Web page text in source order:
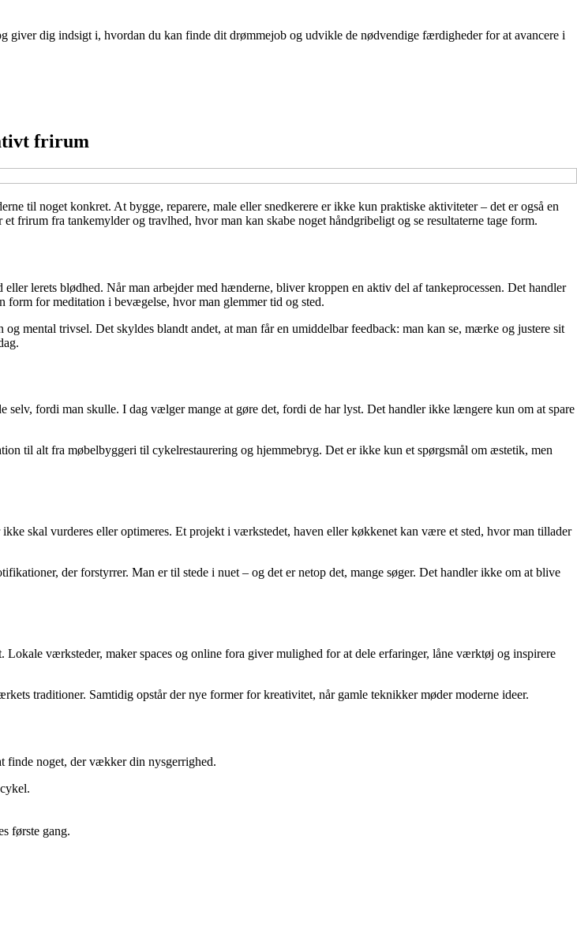
dig indsigt i, hvordan du kan finde dit drømmejob og udvikle de nødvendige færdigheder for at avancere i
frirum
til noget konkret. At bygge, reparere, male eller snedkerere er ikke kun praktiske aktiviteter – det er også en
frirum fra tankemylder og travlhed, hvor man kan skabe noget håndgribeligt og se resultaterne tage form.
lerets blødhed. Når man arbejder med hænderne, bliver kroppen en aktiv del af tankeprocessen. Det handler
form for meditation i bevægelse, hvor man glemmer tid og sted.
mental trivsel. Det skyldes blandt andet, at man får en umiddelbar feedback: man kan se, mærke og justere sit
fordi man skulle. I dag vælger mange at gøre det, fordi de har lyst. Det handler ikke længere kun om at spare
til alt fra møbelbyggeri til cykelrestaurering og hjemmebryg. Det er ikke kun et spørgsmål om æstetik, men
skal vurderes eller optimeres. Et projekt i værkstedet, haven eller køkkenet kan være et sted, hvor man tillader
der forstyrrer. Man er til stede i nuet – og det er netop det, mange søger. Det handler ikke om at blive
værksteder, maker spaces og online fora giver mulighed for at dele erfaringer, låne værktøj og inspirere
traditioner. Samtidig opstår der nye former for kreativitet, når gamle teknikker møder moderne ideer.
finde noget, der vækker din nysgerrighed.
første gang.